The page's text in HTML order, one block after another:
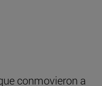
conmovieron a